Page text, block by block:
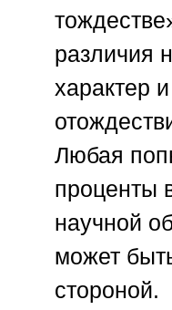
различия
характер
Любая
проценты
научной
может
стороной.